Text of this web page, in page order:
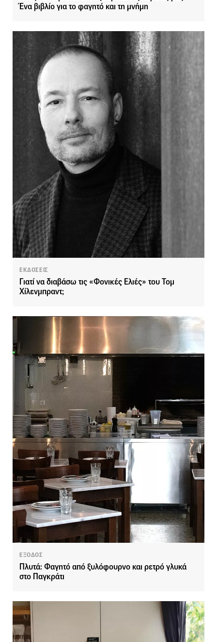
Ένα βιβλίο για το φαγητό και τη μνήμη
ΕΚΔΟΣΕΙΣ
Γιατί να διαβάσω τις «Φονικές Ελιές» του Τομ
Χίλενμπραντ;
ΕΞΟΔΟΣ
Πλυτά: Φαγητό από ξυλόφουρνο και ρετρό γλυκά
στο Παγκράτι